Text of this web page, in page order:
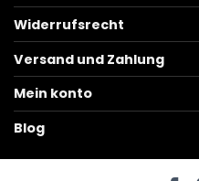
Widerrufsrecht
Versand und Zahlung
Mein konto
Blog